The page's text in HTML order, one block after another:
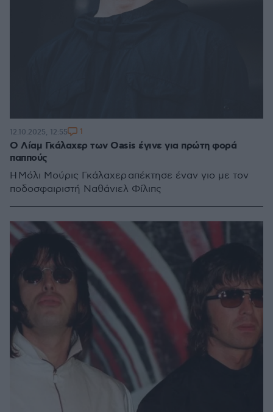
Ο Λίαμ Γκάλαχερ των Oasis έγινε για πρώτη φορά
παππούς
Η Μόλι Μούρις Γκάλαχερ απέκτησε έναν γιο με τον
ποδοσφαιριστή Ναθάνιελ Φίλιπς
12.10.2025, 12:55 1